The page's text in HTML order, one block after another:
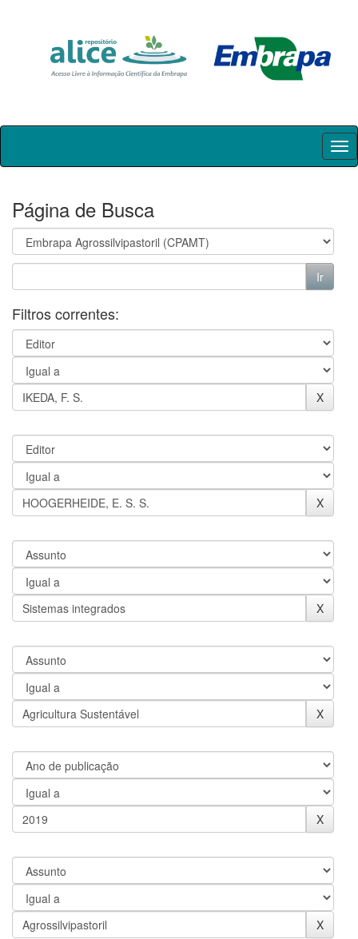
Skip
Página de Busca
Filtros correntes: